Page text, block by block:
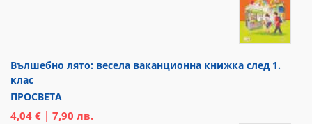
Вълшебно лято: весела ваканционна книжка след 1.
клас
ПРОСВЕТА
4,04 € | 7,90 лв.